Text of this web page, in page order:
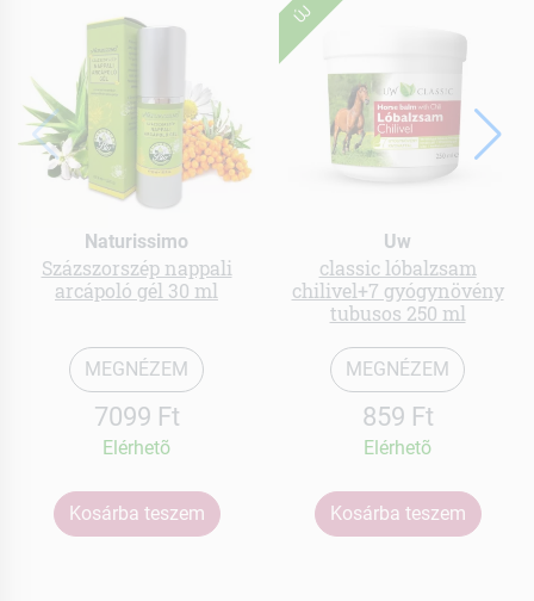
Naturissimo
Százszorszép nappali
arcápoló gél 30 ml
MEGNÉZEM
7099 Ft
Elérhetõ
Kosárba teszem
ÚJ
Uw
classic lóbalzsam
chilivel+7 gyógynövény
tubusos 250 ml
MEGNÉZEM
859 Ft
Elérhetõ
Kosárba teszem